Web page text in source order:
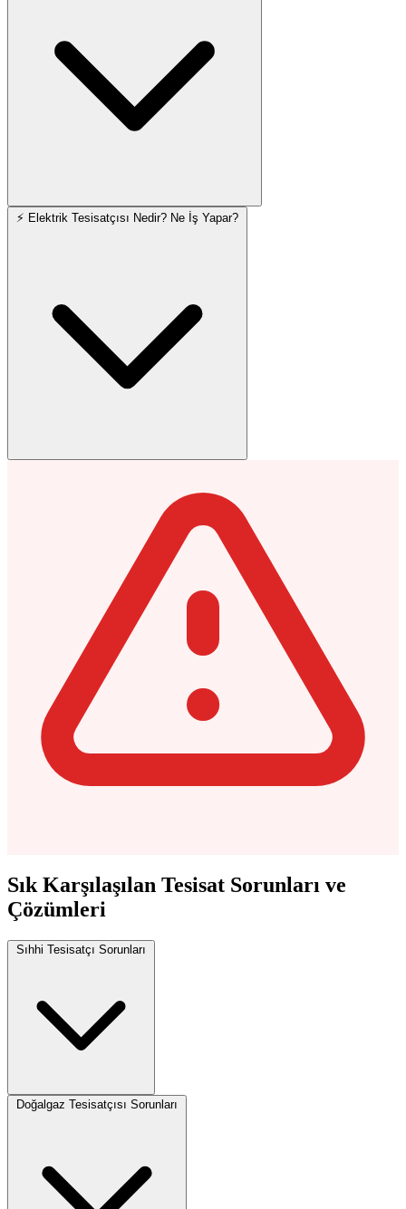
⚡ Elektrik Tesisatçısı Nedir? Ne İş Yapar?
Sık Karşılaşılan Tesisat Sorunları ve
Çözümleri
Sıhhi Tesisatçı Sorunları
Doğalgaz Tesisatçısı Sorunları